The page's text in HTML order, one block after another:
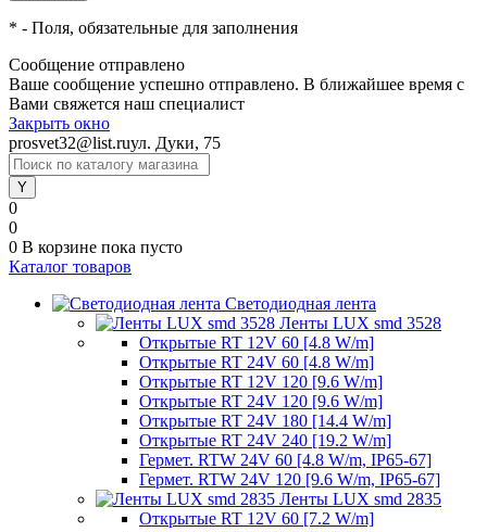
* - Поля, обязательные для заполнения
Сообщение отправлено
Ваше сообщение успешно отправлено. В ближайшее время с
Вами свяжется наш специалист
Закрыть окно
prosvet32@list.ruул. Дуки, 75
0
0
0 В корзине пока пусто
Каталог товаров
Светодиодная лента
Ленты LUX smd 3528
Открытые RT 12V 60 [4.8 W/m]
Открытые RT 24V 60 [4.8 W/m]
Открытые RT 12V 120 [9.6 W/m]
Открытые RT 24V 120 [9.6 W/m]
Открытые RT 24V 180 [14.4 W/m]
Открытые RT 24V 240 [19.2 W/m]
Гермет. RTW 24V 60 [4.8 W/m, IP65-67]
Гермет. RTW 24V 120 [9.6 W/m, IP65-67]
Ленты LUX smd 2835
Открытые RT 12V 60 [7.2 W/m]